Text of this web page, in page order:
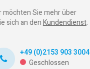
möchten Sie mehr über
sich an denKundendienst.
+49 (0)2153 903 3004
Geschlossen